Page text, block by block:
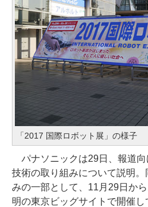
「2017 国際ロボット展」の様子
パナソニックは29日、報道向
技術の取り組みについて説明
みの一部として、11月29日か
明の東京ビッグサイトで開催